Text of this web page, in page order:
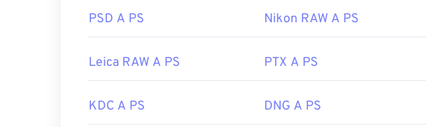
PSD A PS Nikon RAW A PS
Leica RAW A PS PTX A PS
KDC A PS DNG A PS